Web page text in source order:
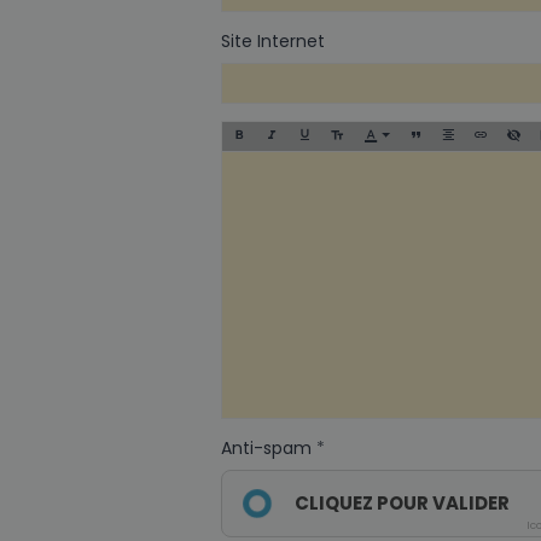
Site Internet
Anti-spam
CLIQUEZ POUR VALIDER